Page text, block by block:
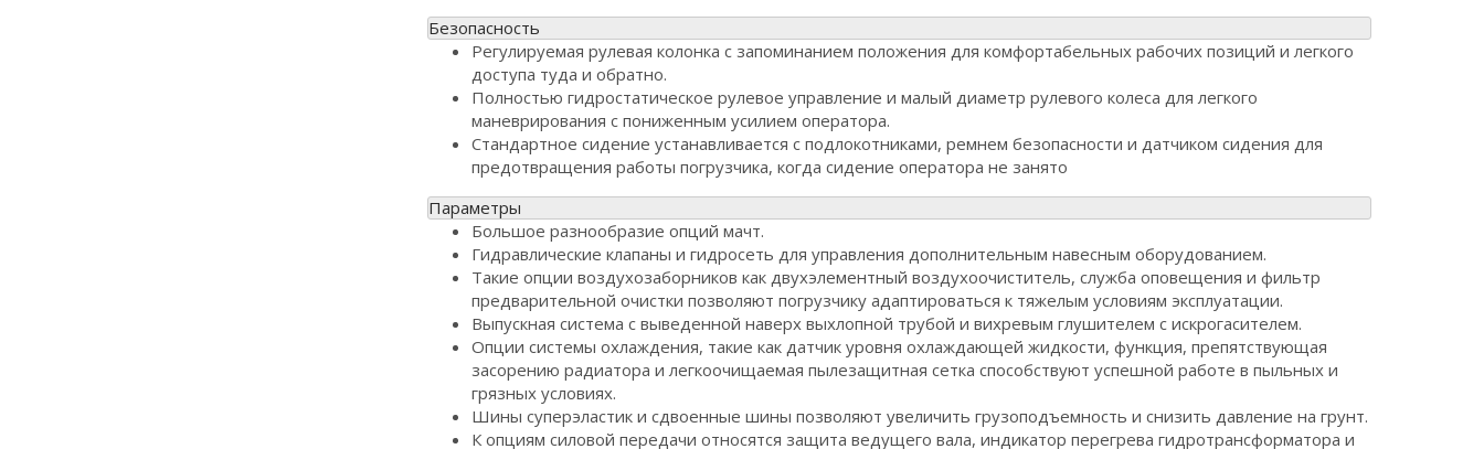
Безопасность
Регулируемая рулевая колонка с запоминанием положения для комфортабельных рабочих позиций и легкого
доступа туда и обратно.
Полностью гидростатическое рулевое управление и малый диаметр рулевого колеса для легкого
маневрирования с пониженным усилием оператора.
Стандартное сидение устанавливается с подлокотниками, ремнем безопасности и датчиком сидения для
предотвращения работы погрузчика, когда сидение оператора не занято
Параметры
Большое разнообразие опций мачт.
Гидравлические клапаны и гидросеть для управления дополнительным навесным оборудованием.
Такие опции воздухозаборников как двухэлементный воздухоочиститель, служба оповещения и фильтр
предварительной очистки позволяют погрузчику адаптироваться к тяжелым условиям эксплуатации.
Выпускная система с выведенной наверх выхлопной трубой и вихревым глушителем с искрогасителем.
Опции системы охлаждения, такие как датчик уровня охлаждающей жидкости, функция, препятствующая
засорению радиатора и легкоочищаемая пылезащитная сетка способствуют успешной работе в пыльных и
грязных условиях.
Шины суперэластик и сдвоенные шины позволяют увеличить грузоподъемность и снизить давление на грунт.
К опциям силовой передачи относятся защита ведущего вала, индикатор перегрева гидротрансформатора и